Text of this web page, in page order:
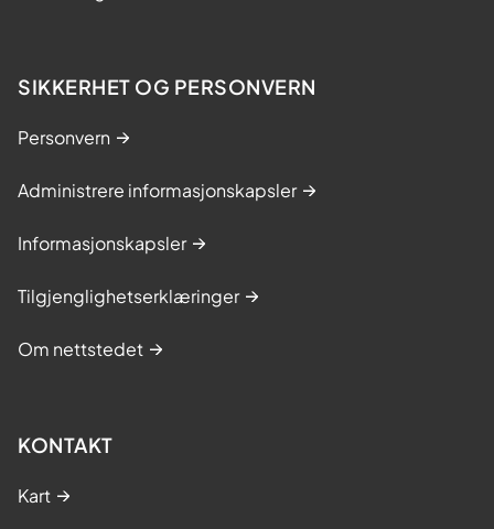
SIKKERHET OG PERSONVERN
Personvern
Administrere informasjonskapsler
Informasjonskapsler
Tilgjenglighetserklæringer
Om nettstedet
KONTAKT
Kart